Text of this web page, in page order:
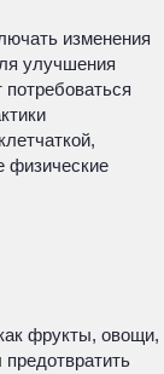
изменения
улучшения
физические
фрукты, овощи,